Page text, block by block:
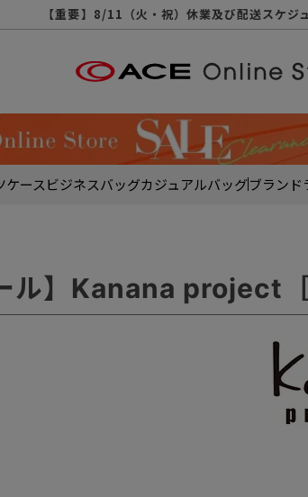
【重要】8/11（火・祝）休業及び配送スケジ
【重要】令和８年熊本地震に伴う配送への
【重要】納品書・領収書ペーパーレス化（電子
【重要】天候不良や交通状況・物量増等に伴う配
【重要】悪質な詐欺サイトにご注意
【重要】各種メールが届かない場合に関
【重要】お問い合わせのご対応に関
【重要】SNSのなりすまし詐欺にご注意
ケースビジネスバッグカジュアルバッグブランド
ル】Kanana project